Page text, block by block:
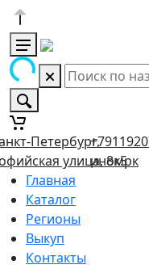
Петербург,
улица, 8к5
иномрк
Главная
Каталог
Регионы
Выкуп
Контакты